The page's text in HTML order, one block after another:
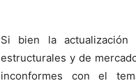
Si bien la actualización
estructurales y de
inconformes con el